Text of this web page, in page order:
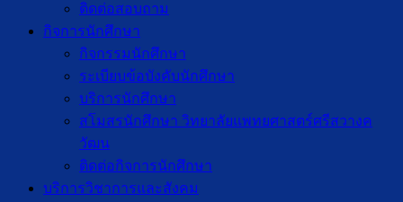
ติดต่อสอบถาม
กิจการนักศึกษา
กิจกรรมนักศึกษา
ระเบียบข้อบังคับนักศึกษา
บริการนักศึกษา
สโมสรนักศึกษา วิทยาลัยแพทยศาสตร์ศรีสวางค
วัฒน
ติดต่อกิจการนักศึกษา
บริการวิชาการและสังคม